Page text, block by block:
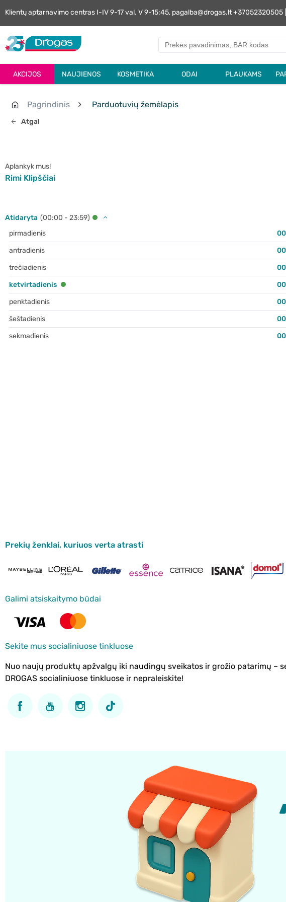
Klientų aptarnavimo centras I-IV 9-17 val. V 9-15:45, pagalba@drogas.lt
AKCIJOS NAUJIENOS KOSMETIKA ODAI PLAUKAMS
Atgal
Pagrindinis Parduotuvių žemėlapis
Aplankyk mus!
Rimi Klipščiai
Atidaryta (00:00 - 23:59)
pirmadienis
antradienis
trečiadienis
ketvirtadienis
penktadienis
šeštadienis
sekmadienis
Prekių ženklai, kuriuos verta atrasti
Galimi atsiskaitymo būdai
Sekite mus socialiniuose tinkluose
Nuo naujų produktų apžvalgų iki naudingų sveikatos ir grožio patarimų –
DROGAS socialiniuose tinkluose ir nepraleiskite!